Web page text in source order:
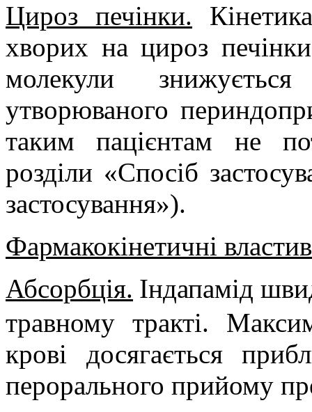
Цироз печінки.
хворих на цироз
молекули
утворюваного
таким пацієнтам не
розділи «Спосіб
застосування»).
Фармакокінетичні
Абсорбція. Індапамід
травному тракті.
крові досягається
перорального прийому